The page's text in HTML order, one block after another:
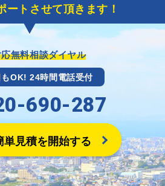
クトが確認できた日時から翌月末
せていただきます。
の金額は契約金額によって異なり
ートさせて頂きます！
無料相談ダイヤル
もOK! 24時間電話受付
690-287
単見積を開始する